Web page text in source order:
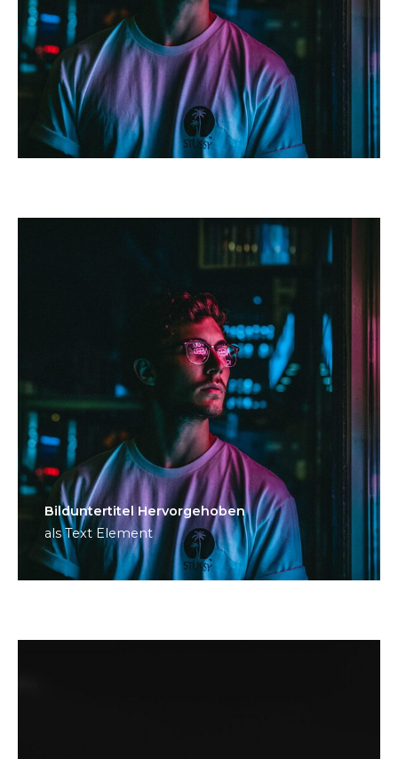
Bild­unter­titel Hervorgehoben
als Text Element